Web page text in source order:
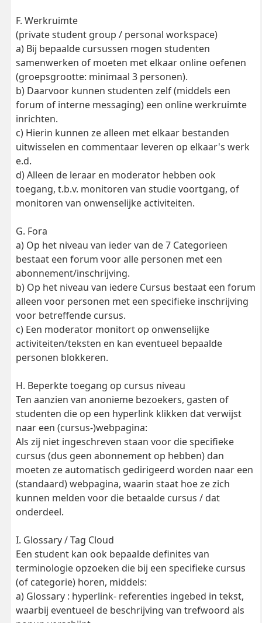
F. Werkruimte
(private student group / personal workspace)
a) Bij bepaalde cursussen mogen studenten
samenwerken of moeten met elkaar online oefenen
(groepsgrootte: minimaal 3 personen).
b) Daarvoor kunnen studenten zelf (middels een
forum of interne messaging) een online werkruimte
inrichten.
c) Hierin kunnen ze alleen met elkaar bestanden
uitwisselen en commentaar leveren op elkaar's werk
e.d.
d) Alleen de leraar en moderator hebben ook
toegang, t.b.v. monitoren van studie voortgang, of
monitoren van onwenselijke activiteiten.
G. Fora
a) Op het niveau van ieder van de 7 Categorieen
bestaat een forum voor alle personen met een
abonnement/inschrijving.
b) Op het niveau van iedere Cursus bestaat een forum
alleen voor personen met een specifieke inschrijving
voor betreffende cursus.
c) Een moderator monitort op onwenselijke
activiteiten/teksten en kan eventueel bepaalde
personen blokkeren.
H. Beperkte toegang op cursus niveau
Ten aanzien van anonieme bezoekers, gasten of
studenten die op een hyperlink klikken dat verwijst
naar een (cursus-)webpagina:
Als zij niet ingeschreven staan voor die specifieke
cursus (dus geen abonnement op hebben) dan
moeten ze automatisch gedirigeerd worden naar een
(standaard) webpagina, waarin staat hoe ze zich
kunnen melden voor die betaalde cursus / dat
onderdeel.
I. Glossary / Tag Cloud
Een student kan ook bepaalde definites van
terminologie opzoeken die bij een specifieke cursus
(of categorie) horen, middels:
a) Glossary : hyperlink- referenties ingebed in tekst,
waarbij eventueel de beschrijving van trefwoord als